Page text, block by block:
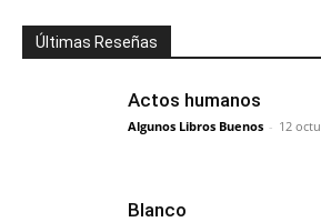
Últimas Reseñas
Actos humanos
Algunos Libros Buenos - 12
Blanco